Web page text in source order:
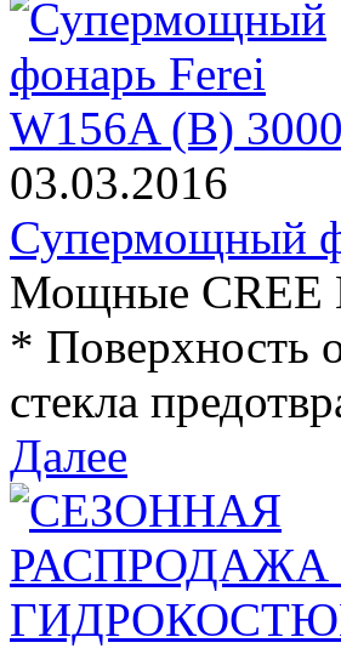
03.03.2016
Супермощный
Мощные CREE
* Поверхность
стекла
Далее